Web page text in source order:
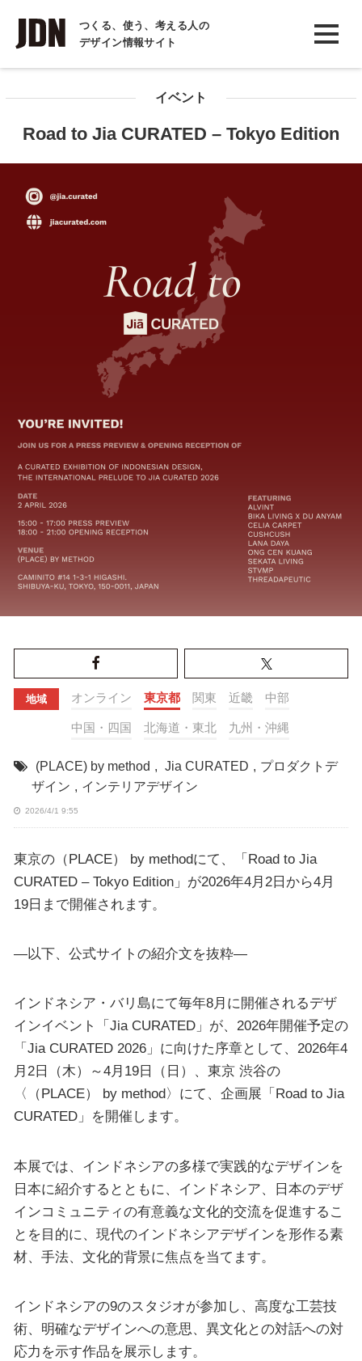
つくる、使う、考える人の
デザイン情報サイト
INTERVIEW
インタビュー
イベント
Road to Jia CURATED – Tokyo Edition
地域 オンライン 東京都 関東 近畿 中部
中国・四国 北海道・東北 九州・沖縄
(PLACE) by method , Jia CURATED , プロダクトデ
ザイン , インテリアデザイン
2026/4/1 9:55
東京の（PLACE） by methodにて、「Road to Jia
CURATED – Tokyo Edition」が2026年4月2日から4月
19日まで開催されます。
—以下、公式サイトの紹介文を抜粋—
インドネシア・バリ島にて毎年8月に開催されるデザ
インイベント「Jia CURATED」が、2026年開催予定の
「Jia CURATED 2026」に向けた序章として、2026年4
月2日（木）～4月19日（日）、東京 渋谷の
〈（PLACE） by method〉にて、企画展「Road to Jia
CURATED」を開催します。
本展では、インドネシアの多様で実践的なデザインを
日本に紹介するとともに、インドネシア、日本のデザ
インコミュニティの有意義な文化的交流を促進するこ
とを目的に、現代のインドネシアデザインを形作る素
材、手法、文化的背景に焦点を当てます。
インドネシアの9のスタジオが参加し、高度な工芸技
術、明確なデザインへの意思、異文化との対話への対
応力を示す作品を展示します。